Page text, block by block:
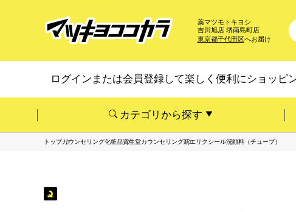
薬マツモトキヨシ
吉川旭店 堺南島町店
東京都千代田区へお届け
ログインまたは会員登録して楽しく便利にショッピ
カテゴリから探す
トップカウンセリング化粧品資生堂カウンセリング新エリクシール洗顔料（チューブ）